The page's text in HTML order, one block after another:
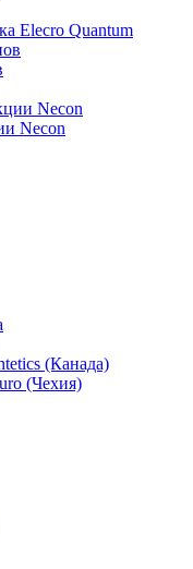
Elecro Quantum
Necon
(Канада)
(Чехия)